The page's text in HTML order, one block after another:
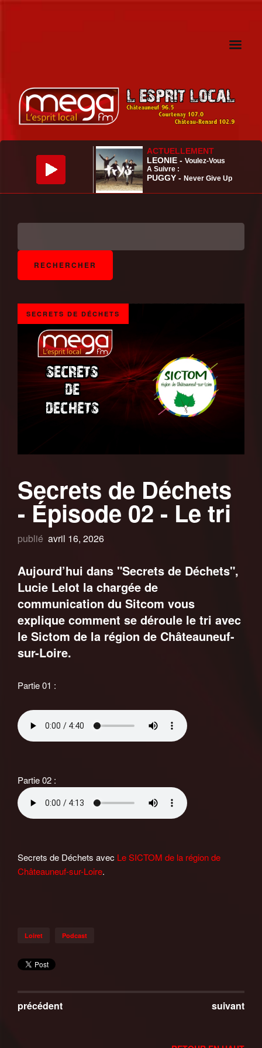
SECRETS DE DÉCHETS
Secrets de Déchets
- Épisode 02 - Le tri
publié avril 16, 2026
Aujourd’hui dans "Secrets de Déchets",
Lucie Lelot la chargée de
communication du Sitcom vous
explique comment se déroule le tri avec
le Sictom de la région de Châteauneuf-
sur-Loire.
Partie 01 :
Partie 02 :
Secrets de Déchets avec Le SICTOM de la région de
Châteauneuf-sur-Loire.
Loiret Podcast
précédent suivant